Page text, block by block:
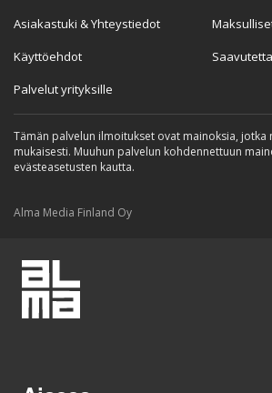
Asiakastuki & Yhteystiedot
Käyttöehdot
Palvelut yrityksille
Tämän palvelun ilmoitukset ovat mainoksia, jotka
mukaisesti. Muuhun palvelun kohdennettuun
evästeasetusten kautta.
Alma Media Finland Oy